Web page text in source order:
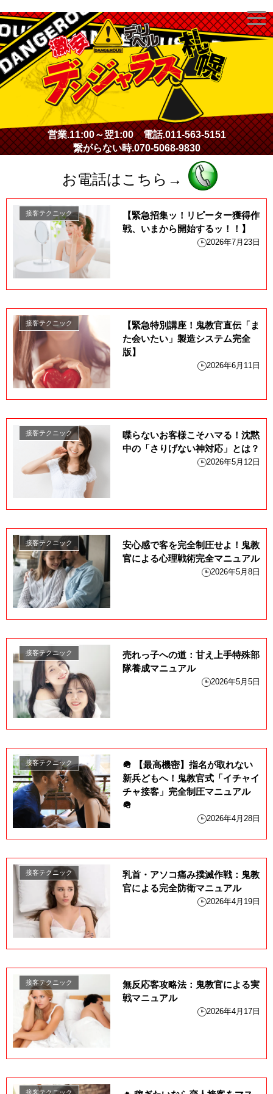
激安デリヘル・デンジャラス札幌
営業.11:00～翌1:00電話.011-563-5151
繋がらない時.070-5068-9830
お電話はこちら→
接客テクニック
【緊急招集ッ！リピーター獲得作
戦、いまから開始するッ！！】
2026年7月23日
接客テクニック
【緊急特別講座！鬼教官直伝「ま
た会いたい」製造システム完全
版】
2026年6月11日
接客テクニック
喋らないお客様こそハマる！沈黙
中の「さりげない神対応」とは？
2026年5月12日
接客テクニック
安心感で客を完全制圧せよ！鬼教
官による心理戦術完全マニュアル
2026年5月8日
接客テクニック
売れっ子への道：甘え上手特殊部
隊養成マニュアル
2026年5月5日
接客テクニック
🪖 【最高機密】指名が取れない
新兵どもへ！鬼教官式「イチャイ
チャ接客」完全制圧マニュアル
🪖
2026年4月28日
接客テクニック
乳首・アソコ痛み撲滅作戦：鬼教
官による完全防衛マニュアル
2026年4月19日
接客テクニック
無反応客攻略法：鬼教官による実
戦マニュアル
2026年4月17日
接客テクニック